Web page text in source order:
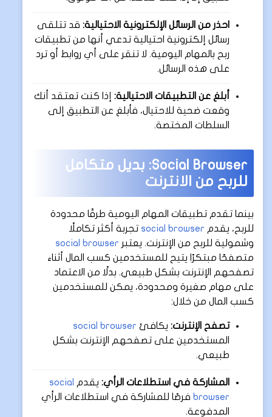
احذر من الرسائل الإلكترونية الاحتيالية: قد تتلقى
رسائل إلكترونية احتيالية تدعي أنها من تطبيقات
ربح بالمهام اليومية. لا تنقر على أي روابط أو ترد
على هذه الرسائل.
أبلغ عن التطبيقات الاحتيالية: إذا كنت تعتقد أنك
وقعت ضحية للاحتيال، فأبلغ عن التطبيق إلى
السلطات المختصة.
Social Browser: بديل متكامل
للربح من الانترنت
بينما تقدم تطبيقات المهام اليومية طرقًا محدودة
للربح، يقدم social browser تجربة أكثر تكاملًا
وشمولية للربح من الإنترنت. يعتبر social browser
متصفحًا مبتكرًا يتيح للمستخدمين كسب المال أثناء
تصفحهم الإنترنت بشكل طبيعي. بدلًا من الاعتماد
على مهام صغيرة ومحدودة، يمكن للمستخدمين
كسب المال من خلال:
تصفح الإنترنت: يكافئ social browser
المستخدمين على تصفحهم الإنترنت بشكل
طبيعي.
المشاركة في استطلاعات الرأي: يقدم
social
browser فرصًا للمشاركة في استطلاعات الرأي
المدفوعة.